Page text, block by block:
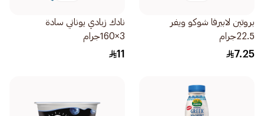
بروتين لابيرفا شوكو ويفر
22.5جرام
7.25
نادك زبادي يوناني سادة
3×160جرام
11